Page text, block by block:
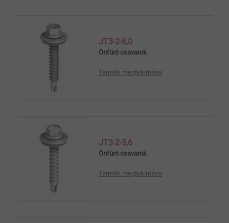
JT3-2-6,0
Önfúró csavarok
Termék megtekintése
JT3-2-5,6
Önfúró csavarok
Termék megtekintése